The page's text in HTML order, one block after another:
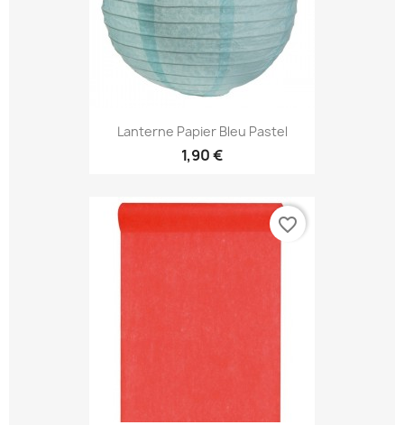
Lanterne Papier Bleu Pastel
1,90 €
favorite_border